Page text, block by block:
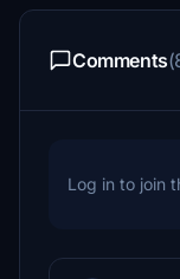
Comments
Log in to join